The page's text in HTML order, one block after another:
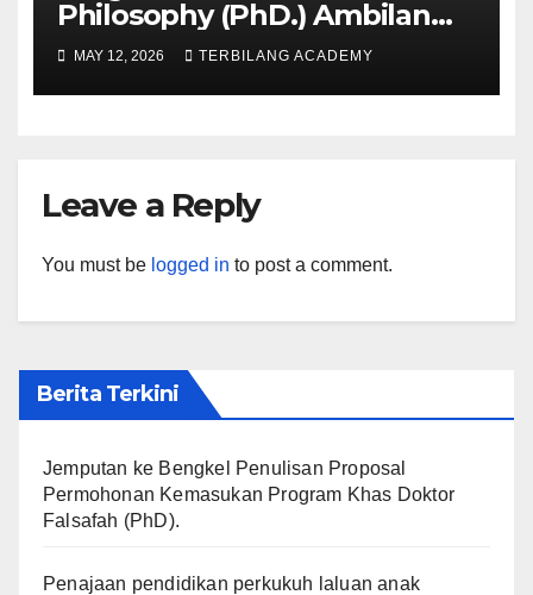
Philosophy (PhD.) Ambilan
September 2026 Kini Dibuka
MAY 12, 2026 TERBILANG ACADEMY
Leave a Reply
You must be logged in to post a comment.
Berita Terkini
Jemputan ke Bengkel Penulisan Proposal
Permohonan Kemasukan Program Khas Doktor
Falsafah (PhD).
Penajaan pendidikan perkukuh laluan anak